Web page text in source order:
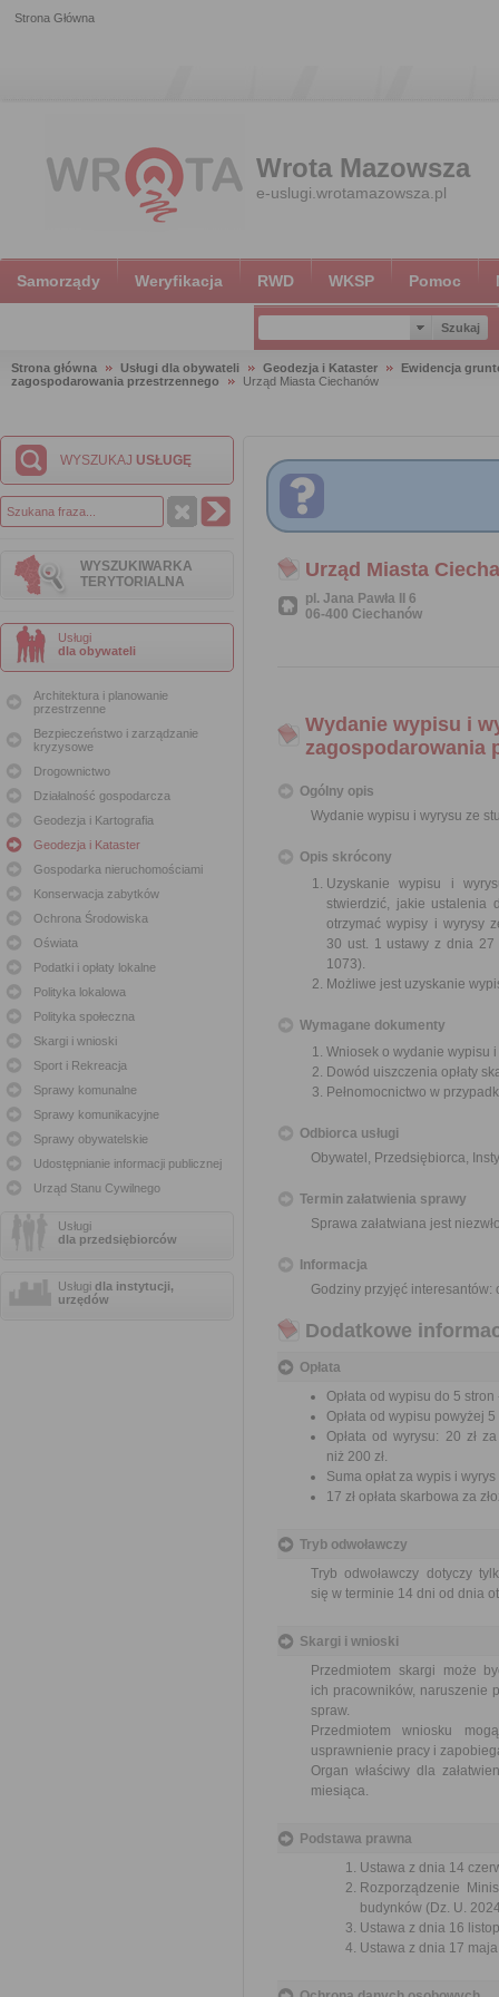
Strona Główna
Wrota Mazowsza
e-uslugi.wrotamazowsza.pl
Samorządy Weryfikacja RWD WKSP Pomoc
Strona główna Usługi dla obywateli Geodezja i Kataster
Ewidencja
zagospodarowania przestrzennego
Urząd Miasta Ciechanów
WYSZUKAJ USŁUGĘ
WYSZUKIWARKA
TERYTORIALNA
Usługi
dla obywateli
Architektura i planowanie
przestrzenne
Bezpieczeństwo i zarządzanie
kryzysowe
Drogownictwo
Działalność gospodarcza
Geodezja i Kartografia
Geodezja i Kataster
Gospodarka nieruchomościami
Konserwacja zabytków
Ochrona Środowiska
Oświata
Podatki i opłaty lokalne
Polityka lokalowa
Polityka społeczna
Skargi i wnioski
Sport i Rekreacja
Sprawy komunalne
Sprawy komunikacyjne
Sprawy obywatelskie
Udostępnianie informacji publicznej
Urząd Stanu Cywilnego
Usługi
dla przedsiębiorców
Usługi dla instytucji,
urzędów
Urząd Miasta
pl. Jana Pawła II 6
06-400 Ciechanów
Wydanie wypisu i
zagospodarowania
Ogólny opis
Wydanie wypisu i wyrysu ze
Opis skrócony
Uzyskanie wypisu i
stwierdzić, jakie ustalenia
otrzymać wypisy i wyrysy
30 ust. 1 ustawy z dnia 27
1073).
Możliwe jest uzyskanie
Wymagane dokumenty
Wniosek o wydanie wypisu
Dowód uiszczenia opłaty
Pełnomocnictwo w
Odbiorca usługi
Obywatel, Przedsiębiorca,
Termin załatwienia sprawy
Sprawa załatwiana jest
Informacja
Godziny przyjęć interesantów:
Dodatkowe
Opłata
Opłata od wypisu do 5 stron
Opłata od wypisu powyżej 5
Opłata od wyrysu: 20 zł
niż 200 zł.
Suma opłat za wypis i
17 zł opłata skarbowa za
Tryb odwoławczy
Tryb odwoławczy dotyczy
się w terminie 14 dni od dnia
Skargi i wnioski
Przedmiotem skargi może
ich pracowników, naruszenie
spraw.
Przedmiotem wniosku
usprawnienie pracy i
Organ właściwy dla
miesiąca.
Podstawa prawna
Ustawa z dnia 14
Rozporządzenie
budynków (Dz. U.
Ustawa z dnia 16
Ustawa z dnia 17